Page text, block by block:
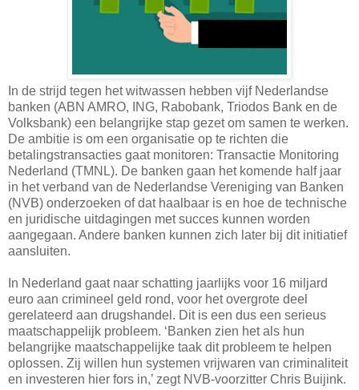
In de strijd tegen het witwassen hebben vijf Nederlandse
banken (ABN AMRO, ING, Rabobank, Triodos Bank en de
Volksbank) een belangrijke stap gezet om samen te werken.
De ambitie is om een organisatie op te richten die
betalingstransacties gaat monitoren: Transactie Monitoring
Nederland (TMNL). De banken gaan het komende half jaar
in het verband van de Nederlandse Vereniging van Banken
(NVB) onderzoeken of dat haalbaar is en hoe de technische
en juridische uitdagingen met succes kunnen worden
aangegaan. Andere banken kunnen zich later bij dit initiatief
aansluiten.
In Nederland gaat naar schatting jaarlijks voor 16 miljard
euro aan crimineel geld rond, voor het overgrote deel
gerelateerd aan drugshandel. Dit is een dus een serieus
maatschappelijk probleem. ‘Banken zien het als hun
belangrijke maatschappelijke taak dit probleem te helpen
oplossen. Zij willen hun systemen vrijwaren van criminaliteit
en investeren hier fors in,’ zegt NVB-voorzitter Chris Buijink.